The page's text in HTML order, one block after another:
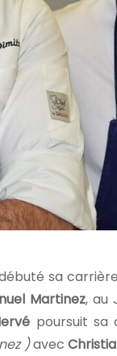
sa
Martinez, au
poursuit sa
)avec